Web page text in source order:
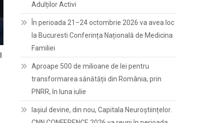
Adulților Activi
În perioada 21–24 octombrie 2026 va avea loc
la Bucuresti Conferința Națională de Medicina
Familiei
Aproape 500 de milioane de lei pentru
transformarea sănătății din România, prin
PNRR, în luna iulie
Iașiul devine, din nou, Capitala Neuroștiințelor.